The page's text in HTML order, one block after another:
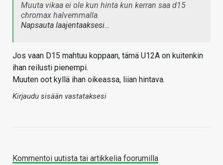
Muuta vikaa ei ole kun hinta kun kerran saa d15
chromax halvemmalla.
Napsauta laajentaaksesi…
Jos vaan D15 mahtuu koppaan, tämä U12A on kuitenkin
ihan reilusti pienempi.
Muuten oot kyllä ihan oikeassa, liian hintava.
Kirjaudu sisään vastataksesi
Kommentoi uutista tai artikkelia foorumilla